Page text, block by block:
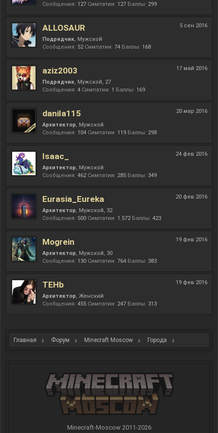
Сообщения: 127 Симпатии: 127 Баллы: 299
5 сен 2016
ALLOSAUR
Подрядчик, Мужской
Сообщения: 52 Симпатии: 74 Баллы: 168
17 май 2016
aziz2003
Подрядчик, Мужской, 27
Сообщения: 4 Симпатии: 1 Баллы: 169
20 мар 2016
danila115
Архитектор, Мужской
Сообщения: 104 Симпатии: 119 Баллы: 298
24 фев 2016
Isaac_
Архитектор, Мужской
Сообщения: 462 Симпатии: 285 Баллы: 349
20 фев 2016
Eurasia_Eureka
Архитектор, Мужской, 32
Сообщения: 500 Симпатии: 1.572 Баллы: 423
19 фев 2016
Mogrein
Архитектор, Мужской, 30
Сообщения: 130 Симпатии: 764 Баллы: 383
19 фев 2016
TEHb
Архитектор, Женский
Сообщения: 455 Симпатии: 247 Баллы: 313
Главная Форум Minecraft Moscow Города
Minecraft-Moscow 2011-2026